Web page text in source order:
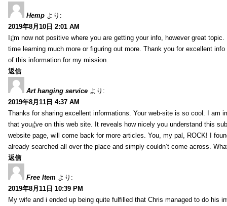
Hemp より:
2019年8月10日 2:01 AM
I¡¦m now not positive where you are getting your info, however great
time learning much more or figuring out more. Thank you for excellent
of this information for my mission.
返信
Art hanging service より:
2019年8月11日 4:37 AM
Thanks for sharing excellent informations. Your web-site is so cool. I am
that you¡¦ve on this web site. It reveals how nicely you understand this
website page, will come back for more articles. You, my pal, ROCK! I
already searched all over the place and simply couldn’t come across.
返信
Free Item より:
2019年8月11日 10:39 PM
My wife and i ended up being quite fulfilled that Chris managed to do his